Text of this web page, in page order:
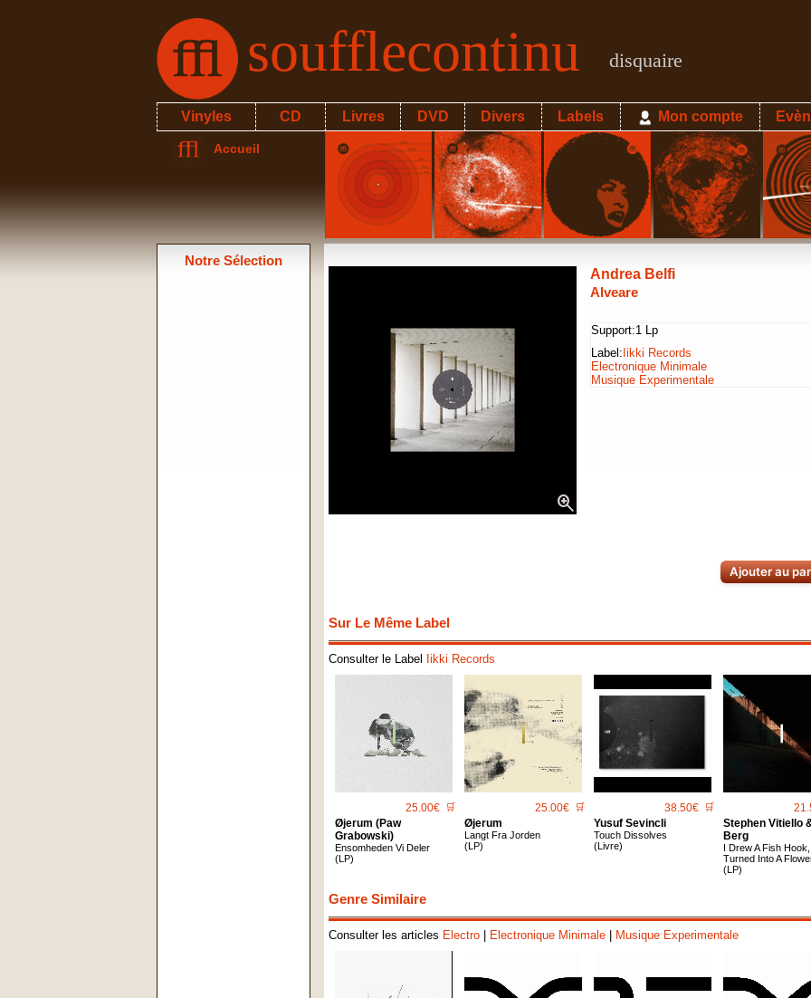
soufflecontinu disquaire
Vinyles CD Livres DVD Divers Labels Mon compte
Accueil
Notre Sélection
zoom_in
Andrea Belfi
Alveare
Support:1 Lp
Label: Iikki Records
Electronique Minimale
Musique Experimentale
Ajouter au
Sur Le Même Label
Consulter le Label Iikki Records
25.00€ 🛒
Øjerum (Paw
Grabowski)
Ensomheden Vi Deler
(LP)
25.00€ 🛒
Øjerum
Langt Fra Jorden
(LP)
38.50€ 🛒
Yusuf Sevincli
Touch Dissolves
(Livre)
Stephen Vitiello
Berg
I Drew A Fish
Turned Into A
(LP)
Genre Similaire
Consulter les articles Electro| Electronique Minimale| Musique Experimentale